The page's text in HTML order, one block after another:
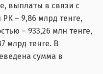
выплаты в связи с
– 9,86 млрд тенге,
– 933,26 млн тенге,
млрд тенге. В
сумма в